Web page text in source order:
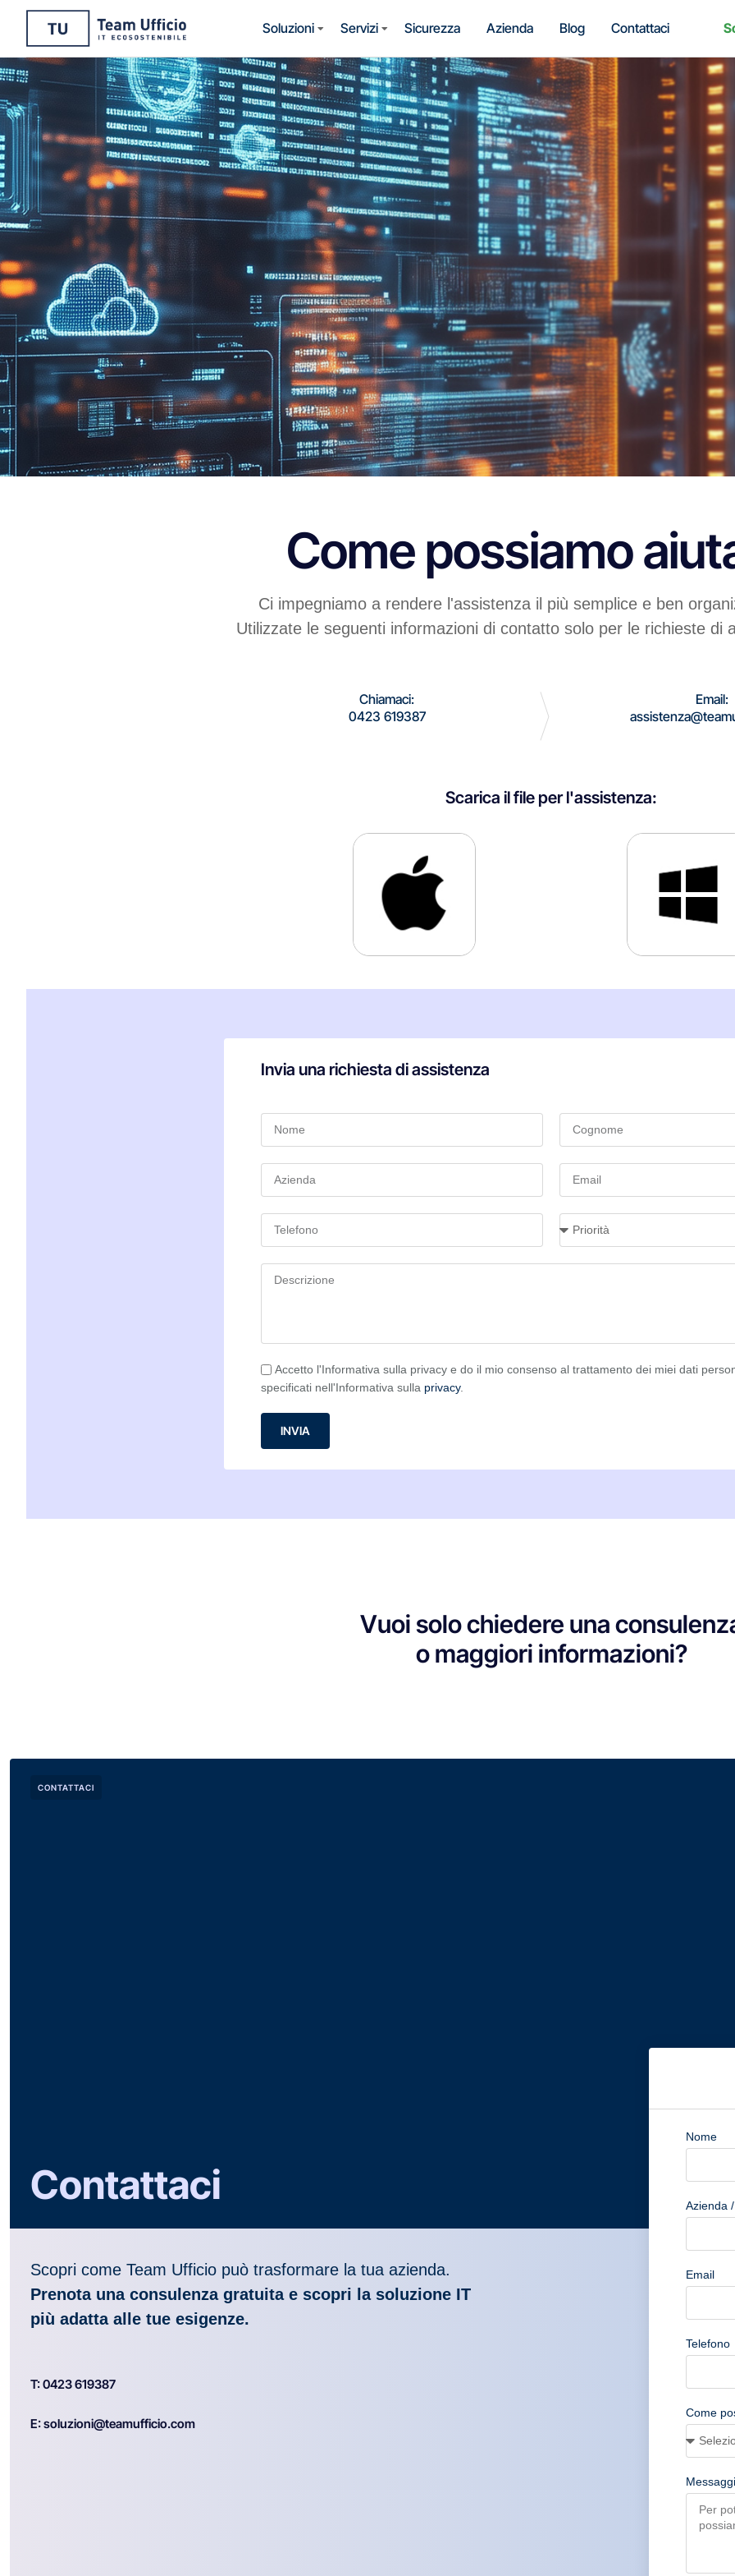
Soluzioni Servizi Sicurezza Azienda Blog Contattaci
Come possiamo
Ci impegniamo a rendere l'assistenza il più semplice e ben
Utilizzate le seguenti informazioni di contatto solo per le richieste di
Chiamaci:
0423 619387
Email:
Scarica il file per l'assistenza:
Invia una richiesta di assistenza
Accetto l'Informativa sulla privacy e do il mio consenso al trattamento dei miei dati
specificati nell'Informativa sulla privacy.
INVIA
Vuoi solo chiedere una
o maggiori informazioni?
CONTATTACI
Contattaci
Scopri come Team Ufficio può trasformare la tua azienda.
Prenota una consulenza gratuita e scopri la soluzione IT
più adatta alle tue esigenze.
T: 0423 619387
E: soluzioni@teamufficio.com
Nome
Azienda
Email
Telefono
Come